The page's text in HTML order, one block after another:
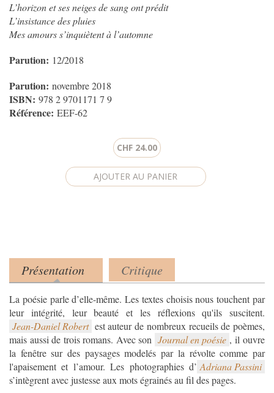
L’horizon et ses neiges de sang ont prédit
L’insistance des pluies
Mes amours s’inquiètent à l’automne
Parution: 12/2018
Parution: novembre 2018
ISBN: 978 2 9701171 7 9
Référence: EEF-62
CHF 24.00
Product tabs
Présentation
(onglet actif)
Critique
La poésie parle d’elle-même. Les textes choisis nous touchent par
Jean-Daniel Robert est auteur de nombreux recueils de poèmes,
mais aussi de trois romans. Avec son Journal en poésie , il ouvre
la fenêtre sur des paysages modelés par la révolte comme par
l'apaisement et l’amour. Les photographies d’ Adriana Passini
s’intègrent avec justesse aux mots égrainés au fil des pages.